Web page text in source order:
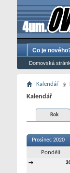
Co je
Domovská
Kalendář
Kalendář
Rok
Prosinec 2020
Pondělí
→